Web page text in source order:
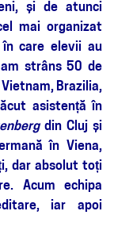
și de atunci
mai organizat
care elevii au
strâns 50 de
Brazilia,
asistență în
din Cluj și
în Viena,
dar absolut toți
Acum echipa
iar apoi